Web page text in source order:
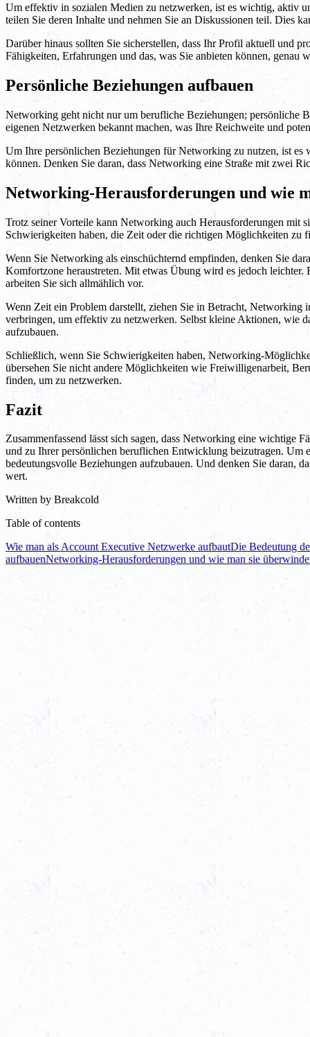
Um effektiv in sozialen Medien zu netzwerken, ist es wichtig, aktiv
teilen Sie deren Inhalte und nehmen Sie an Diskussionen teil. Dies
Darüber hinaus sollten Sie sicherstellen, dass Ihr Profil aktuell und
Fähigkeiten, Erfahrungen und das, was Sie anbieten können, genau
Persönliche Beziehungen aufbauen
Networking geht nicht nur um berufliche Beziehungen; persönliche
eigenen Netzwerken bekannt machen, was Ihre Reichweite und
Um Ihre persönlichen Beziehungen für Networking zu nutzen, ist
können. Denken Sie daran, dass Networking eine Straße mit zwei
Networking-Herausforderungen und wie
Trotz seiner Vorteile kann Networking auch Herausforderungen mit
Schwierigkeiten haben, die Zeit oder die richtigen Möglichkeiten zu
Wenn Sie Networking als einschüchternd empfinden, denken Sie
Komfortzone heraustreten. Mit etwas Übung wird es jedoch
arbeiten Sie sich allmählich vor.
Wenn Zeit ein Problem darstellt, ziehen Sie in Betracht, Networking
verbringen, um effektiv zu netzwerken. Selbst kleine Aktionen, wie
aufzubauen.
Schließlich, wenn Sie Schwierigkeiten haben, Networking-
übersehen Sie nicht andere Möglichkeiten wie Freiwilligenarbeit,
finden, um zu netzwerken.
Fazit
Zusammenfassend lässt sich sagen, dass Networking eine wichtige
und zu Ihrer persönlichen beruflichen Entwicklung beizutragen. Um
bedeutungsvolle Beziehungen aufzubauen. Und denken Sie daran,
wert.
Written by Breakcold
Table of contents
Wie man als Account Executive Netzwerke aufbautDie Bedeutung
aufbauenNetworking-Herausforderungen und wie man sie